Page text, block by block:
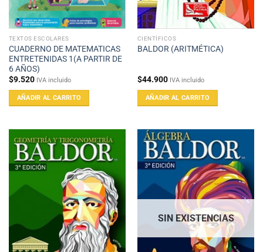
TEXTOS ESCOLARES
CUADERNO DE MATEMATICAS
ENTRETENIDAS 1(A PARTIR DE
6 AÑOS)
$9.520 IVA incluido
AÑADIR AL CARRITO
CIENTÍFICOS
BALDOR (ARITMÉTICA)
$44.900 IVA incluido
AÑADIR AL CARRITO
SIN EXISTENCIAS